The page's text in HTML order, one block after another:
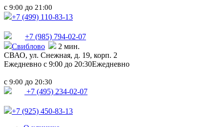
с 9:00 до 21:00
+7 (499) 110-83-13
+7 (985) 794-02-07
Свиблово
2 мин.
СВАО, ул. Снежная, д. 19, корп. 2
Ежедневно с 9:00 до 20:30Ежедневно
с 9:00 до 20:30
+7 (495) 234-02-07
+7 (925) 450-83-13